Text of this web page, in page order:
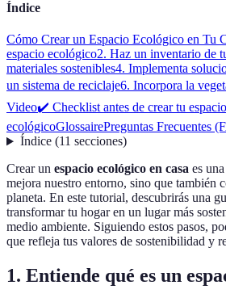
Índice
Cómo Crear un Espacio Ecológico en Tu
espacio ecológico2. Haz un inventario de
materiales sostenibles4. Implementa
un sistema de reciclaje6. Incorpora la
Video✔️ Checklist antes de crear tu espacio
ecológicoGlossairePreguntas Frecuentes
Índice(11 secciones)
Crear un espacio ecológico en casa es
mejora nuestro entorno, sino que también
planeta. En este tutorial, descubrirás una
transformar tu hogar en un lugar más
medio ambiente. Siguiendo estos pasos,
que refleja tus valores de sostenibilidad y
1. Entiende qué es un